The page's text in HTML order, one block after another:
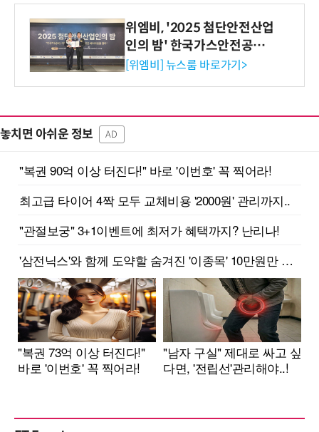
위엠비, '2025 첨단안전산업
인의 밤' 한국가스안전공사
사장상 수상
[위엠비] 뉴스룸 바로가기>
놓치면 아쉬운 정보 AD